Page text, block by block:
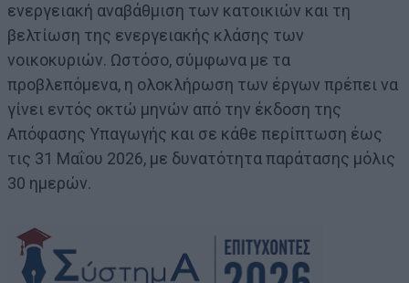
ενεργειακή αναβάθμιση των κατοικιών και τη
βελτίωση της ενεργειακής κλάσης των
νοικοκυριών. Ωστόσο, σύμφωνα με τα
προβλεπόμενα, η ολοκλήρωση των έργων πρέπει να
γίνει εντός οκτώ μηνών από την έκδοση της
Απόφασης Υπαγωγής και σε κάθε περίπτωση έως
τις 31 Μαΐου 2026, με δυνατότητα παράτασης μόλις
30 ημερών.